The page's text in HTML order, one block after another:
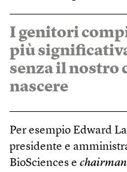
I genitori
più
senza il nostro
nascere
Per esempio Edward
presidente e
BioSciences e chairman